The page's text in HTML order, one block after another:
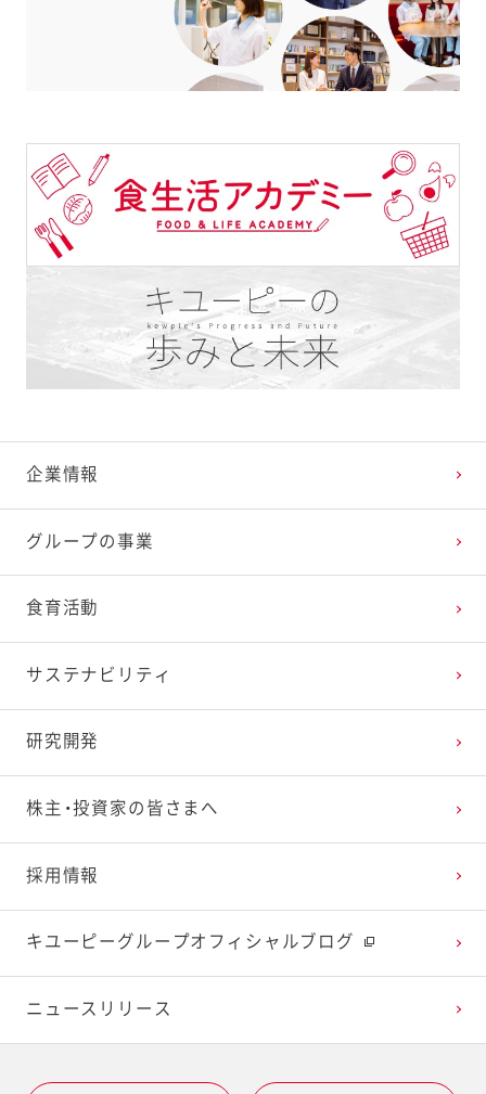
企業情報
グループの事業
食育活動
サステナビリティ
研究開発
株主・投資家の皆さまへ
採用情報
キユーピーグループオフィシャルブログ
ニュースリリース